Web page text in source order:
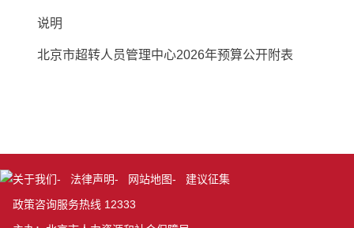
说明
北京市超转人员管理中心2026年预算公开附表
关于我们- 法律声明- 网站地图- 建议征集
政策咨询服务热线 12333